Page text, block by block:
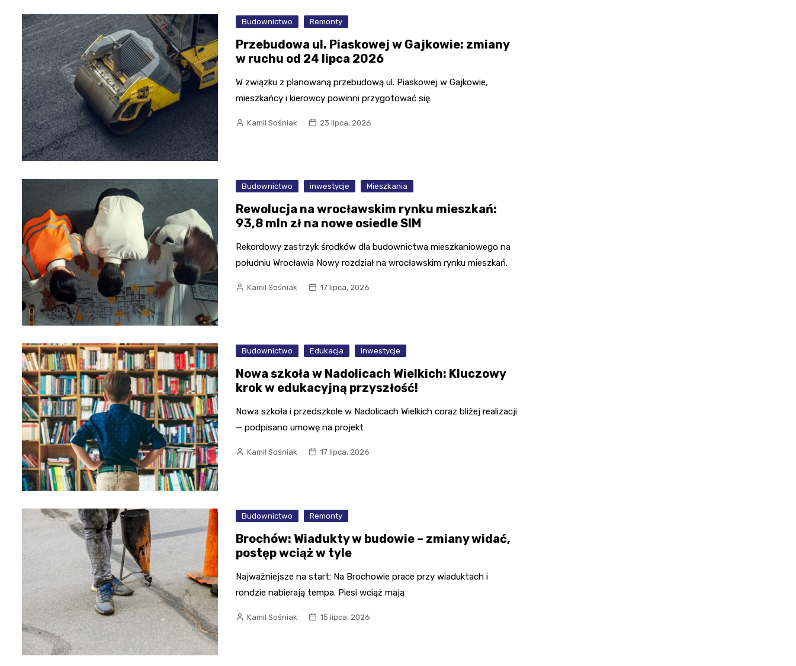
Budownictwo Remonty
Przebudowa ul. Piaskowej w Gajkowie: zmiany
w ruchu od 24 lipca 2026
W związku z planowaną przebudową ul. Piaskowej w Gajkowie,
mieszkańcy i kierowcy powinni przygotować się
Kamil Sośniak 23 lipca, 2026
Budownictwo inwestycje Mieszkania
Rewolucja na wrocławskim rynku mieszkań:
93,8 mln zł na nowe osiedle SIM
Rekordowy zastrzyk środków dla budownictwa mieszkaniowego na
południu Wrocławia Nowy rozdział na wrocławskim rynku mieszkań.
Kamil Sośniak 17 lipca, 2026
Budownictwo Edukacja inwestycje
Nowa szkoła w Nadolicach Wielkich: Kluczowy
krok w edukacyjną przyszłość!
Nowa szkoła i przedszkole w Nadolicach Wielkich coraz bliżej realizacji
— podpisano umowę na projekt
Kamil Sośniak 17 lipca, 2026
Budownictwo Remonty
Brochów: Wiadukty w budowie – zmiany widać,
postęp wciąż w tyle
Najważniejsze na start: Na Brochowie prace przy wiaduktach i
rondzie nabierają tempa. Piesi wciąż mają
Kamil Sośniak 15 lipca, 2026